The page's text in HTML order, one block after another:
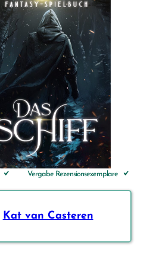
Vergabe Rezensionsexemplare
Kat van Casteren